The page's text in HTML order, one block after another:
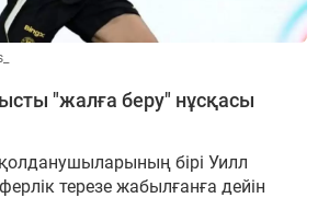
"жалға беру" нұсқасы
бірі Уилл
терезе жабылғанға дейін